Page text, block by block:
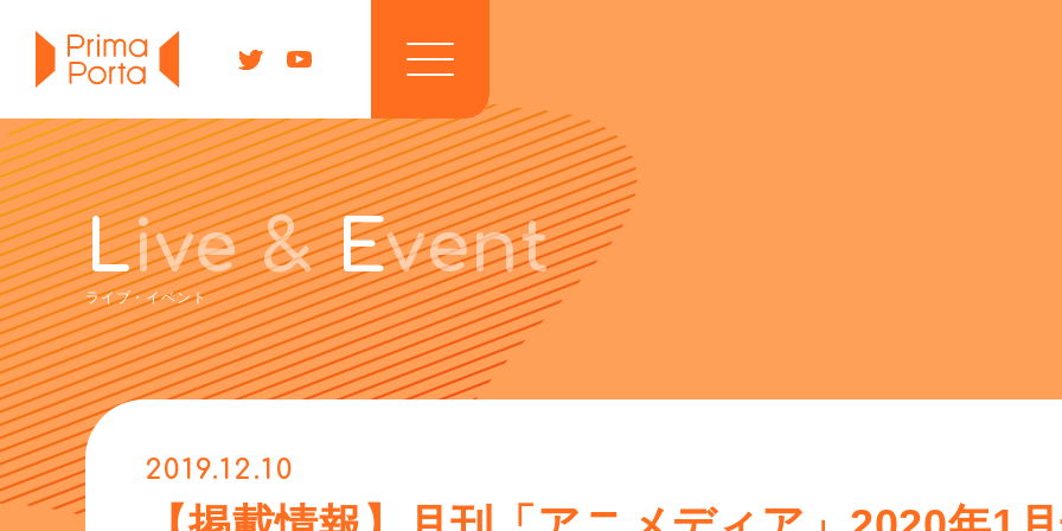
HOME
NEWS
PROFILE
DISCOGRAPHY
MOVIE
Live &Event
ライブ・イベント
2019.12.10